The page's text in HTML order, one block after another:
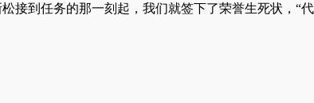
接到任务的那一刻起，我们就签下了荣誉生死状，“